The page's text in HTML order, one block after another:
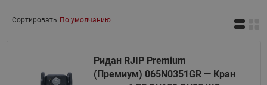
Сортировать По умолчанию
Ридан RJIP Premium
(Премиум) 065N0351GR — Кран